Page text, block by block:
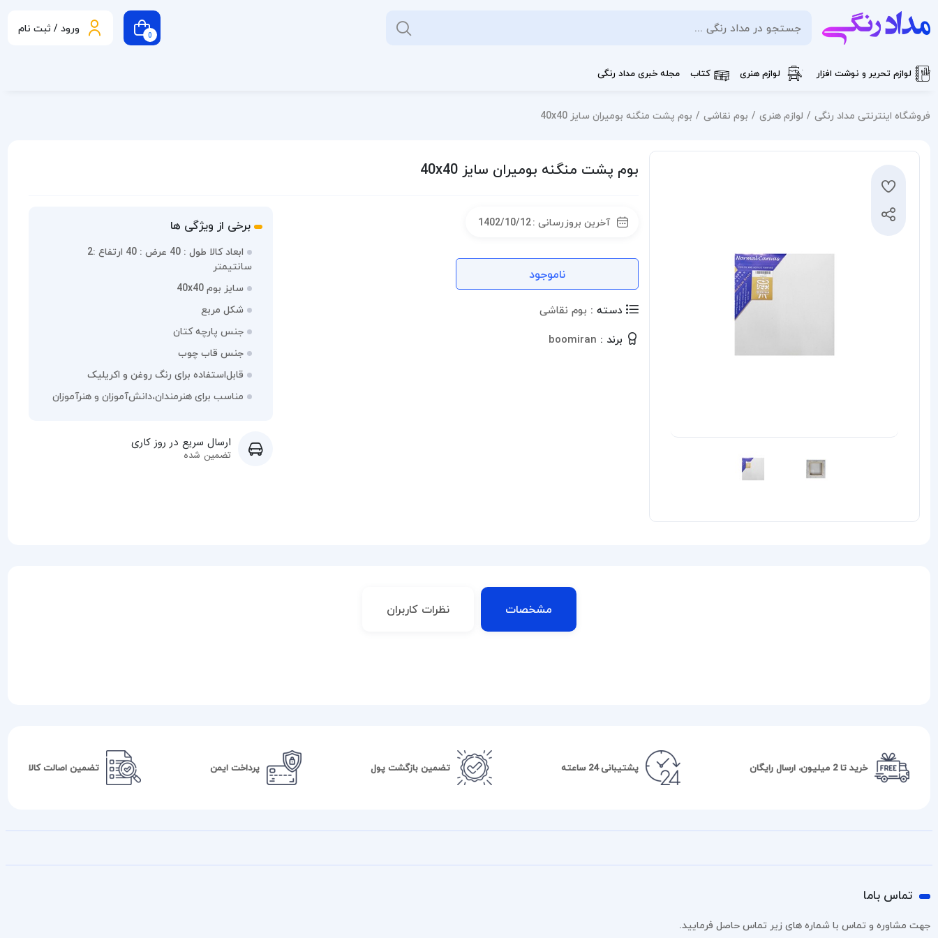
0 ورود / ثبت نام
لوازم تحریر و نوشت افزار لوازم هنری کتاب مجله خبری مداد رنگی
فروشگاه اینترنتی مداد رنگی لوازم هنری بوم نقاشی بوم پشت منگنه بوميران سايز 40x40
بوم پشت منگنه بوميران سايز 40x40
آخرین بروزرسانی :1402/10/12
ناموجود
دسته : بوم نقاشی
برند : boomiran
برخی از ویژگی ها
ابعاد کالا طول : 40 عرض : 40 ارتفاع :2
سانتیمتر
سایز بوم 40x40
شکل مربع
جنس پارچه کتان
جنس قاب چوب
قابل‌استفاده برای رنگ‌ روغن و اکریلیک
مناسب برای هنرمندان،دانش‌آموزان و هنرآموزان
ارسال سریع در روز کاری
تضمین شده
مشخصات نظرات کاربران
خرید تا 2 میلیون، ارسال رایگان پشتیبانی 24 ساعته تضمین بازگشت پول پرداخت ایمن تضمین اصالت کالا
تماس باما
جهت مشاوره و تماس با شماره های زیر تماس حاصل فرمایید.